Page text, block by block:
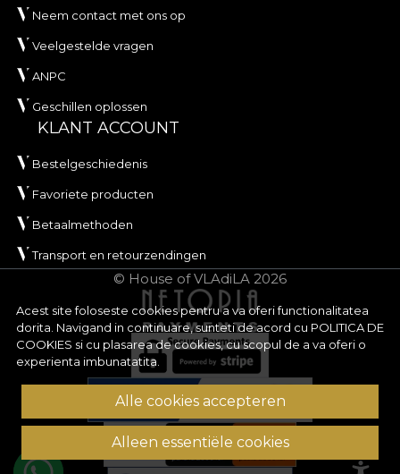
Acest site foloseste cookies pentru a va oferi functionalitatea
dorita. Navigand in continuare, sunteti de acord cu POLITICA DE
COOKIES si cu plasarea de cookies, cu scopul de a va oferi o
experienta imbunatatita.
Alle cookies accepteren
Alleen essentiële cookies
Neem contact met ons op
Veelgestelde vragen
ANPC
Geschillen oplossen
KLANT ACCOUNT
Bestelgeschiedenis
Favoriete producten
Betaalmethoden
Transport en retourzendingen
© House of VLAdiLA 2026